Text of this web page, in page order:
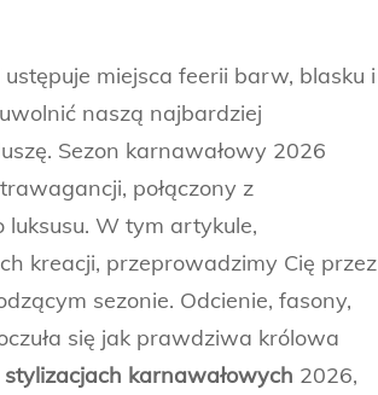
miejsca feerii barw, blasku i
naszą najbardziej
Sezon karnawałowy 2026
połączony z
W tym artykule,
kreacji, przeprowadzimy Cię przez
sezonie. Odcienie, fasony,
się jak prawdziwa królowa
stylizacjach karnawałowych 2026,